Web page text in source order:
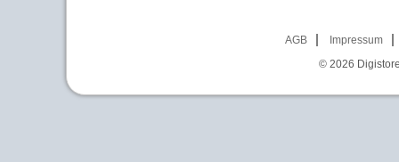
AGB
Impressum
© 2026